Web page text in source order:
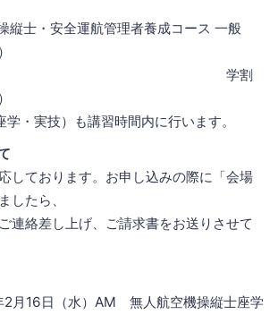
縦士・安全運航管理者養成コース 一般
割
・実技）も講習時間内に行います。
しております。お申し込みの際に「会場
したら、
連絡差し上げ、ご請求書をお送りさせて
（水）AM 無人航空機操縦士座学